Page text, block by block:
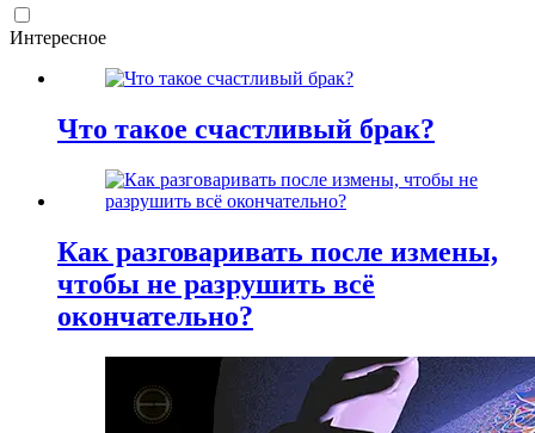
Интересное
Что такое счастливый брак?
Как разговаривать после измены,
чтобы не разрушить всё
окончательно?